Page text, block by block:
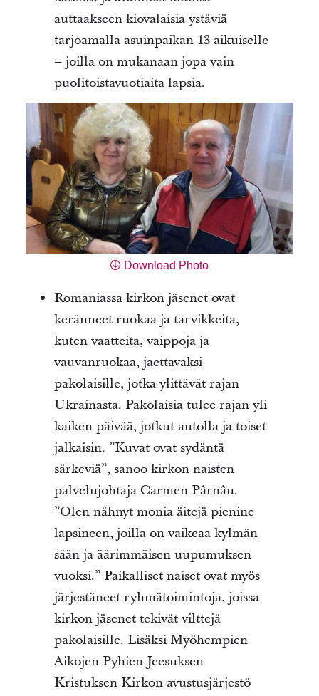
auttaakseen kiovalaisia ystäviä
tarjoamalla asuinpaikan 13 aikuiselle
– joilla on mukanaan jopa vain
puolitoistavuotiaita lapsia.
Download Photo
Romaniassa kirkon jäsenet ovat
keränneet ruokaa ja tarvikkeita,
kuten vaatteita, vaippoja ja
vauvanruokaa, jaettavaksi
pakolaisille, jotka ylittävät rajan
Ukrainasta. Pakolaisia tulee rajan yli
kaiken päivää, jotkut autolla ja toiset
jalkaisin. ”Kuvat ovat sydäntä
särkeviä”, sanoo kirkon naisten
palvelujohtaja Carmen Pârnâu.
”Olen nähnyt monia äitejä pienine
lapsineen, joilla on vaikeaa kylmän
sään ja äärimmäisen uupumuksen
vuoksi.” Paikalliset naiset ovat myös
järjestäneet ryhmätoimintoja, joissa
kirkon jäsenet tekivät vilttejä
pakolaisille. Lisäksi Myöhempien
Aikojen Pyhien Jeesuksen
Kristuksen Kirkon avustusjärjestö